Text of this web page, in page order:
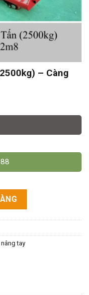
– Càng
- Càng Siêu Dài 2m8 số
nâng tay